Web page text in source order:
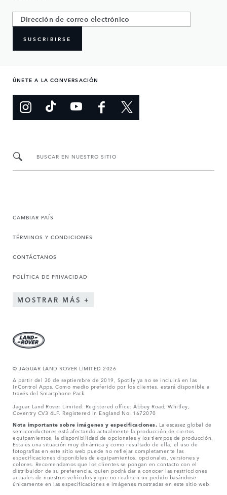
SUSCRIBIRSE
ÚNETE A LA CONVERSACIÓN
BUSCAR EN NUESTRO SITIO
CAMBIAR PAÍS
TÉRMINOS Y CONDICIONES
CONTÁCTANOS
POLÍTICA DE PRIVACIDAD
MOSTRAR MÁS
© JAGUAR LAND ROVER LIMITED 2026
A partir del 30 de septiembre de 2019, Spotify ya no se incluirá en las
InControl Apps. Como medio preferido por los clientes, estará disponible a
través del Smartphone Pack.
Jaguar Land Rover Limited: Registered office: Abbey Road, Whitley,
Coventry CV3 4LF. Registered in England No: 1672070
Nota importante sobre imágenes y especificaciones. La escasez global de
semiconductores está afectando actualmente la producción de ciertos
equipamientos, la disponibilidad de opcionales y los tiempos de producción.
Esta es una situación muy dinámica y como resultado de ella, el uso de
fotografías en este sitio web puede no reflejar completamente las
especificaciones disponibles de equipamientos, opcionales, versiones y
colores. Recomendamos que los clientes se pongan en contacto con el
distribuidor de su preferencia, quien podrá dar a conocer las restricciones
actuales de nuestros vehículos y que no realicen un pedido basándose
únicamente en las especificaciones e imágenes mostradas en este sitio web.